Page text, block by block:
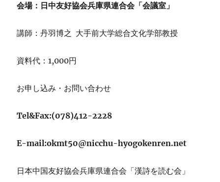
会場：日中友好協会兵庫県連合会「会議室」
講師：丹羽博之 大手前大学総合文化学部教授
資料代：1,000円
お申し込み・お問い合わせ
Tel&Fax:(078)412-2228
E-mail:okmt50@nicchu-hyogokenren.net
日本中国友好協会兵庫県連合会「漢詩を読む会」